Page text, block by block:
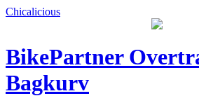
Chicalicious
BikePartner
Bagkurv